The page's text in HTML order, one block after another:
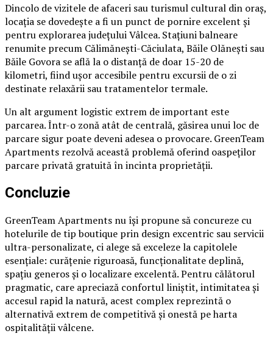
Dincolo de vizitele de afaceri sau turismul cultural din oraș,
locația se dovedește a fi un punct de pornire excelent și
pentru explorarea județului Vâlcea. Stațiuni balneare
renumite precum Călimănești-Căciulata, Băile Olănești sau
Băile Govora se află la o distanță de doar 15-20 de
kilometri, fiind ușor accesibile pentru excursii de o zi
destinate relaxării sau tratamentelor termale.
Un alt argument logistic extrem de important este
parcarea. Într-o zonă atât de centrală, găsirea unui loc de
parcare sigur poate deveni adesea o provocare. GreenTeam
Apartments rezolvă această problemă oferind oaspeților
parcare privată gratuită în incinta proprietății.
Concluzie
GreenTeam Apartments nu își propune să concureze cu
hotelurile de tip boutique prin design excentric sau servicii
ultra-personalizate, ci alege să exceleze la capitolele
esențiale: curățenie riguroasă, funcționalitate deplină,
spațiu generos și o localizare excelentă. Pentru călătorul
pragmatic, care apreciază confortul liniștit, intimitatea și
accesul rapid la natură, acest complex reprezintă o
alternativă extrem de competitivă și onestă pe harta
ospitalității vâlcene.